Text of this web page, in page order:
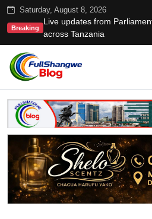
Saturday, August 8, 2026
Breaking
Live updates from
across Tanzania